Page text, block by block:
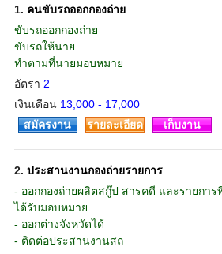
1. คนขับรถออกกองถ่าย
ขับรถออกกองถ่าย
ขับรถให้นาย
ทำตามที่นายมอบหมาย
อัตรา 2
เงินเดือน 13,000 - 17,000
สมัครงาน รายละเอียด เก็บงาน
2. ประสานงานกองถ่ายรายการ
- ออกกองถ่ายผลิตสกู๊ป สารคดี และรายการ
ได้รับมอบหมาย
- ออกต่างจังหวัดได้
- ติดต่อประสานงานสถ